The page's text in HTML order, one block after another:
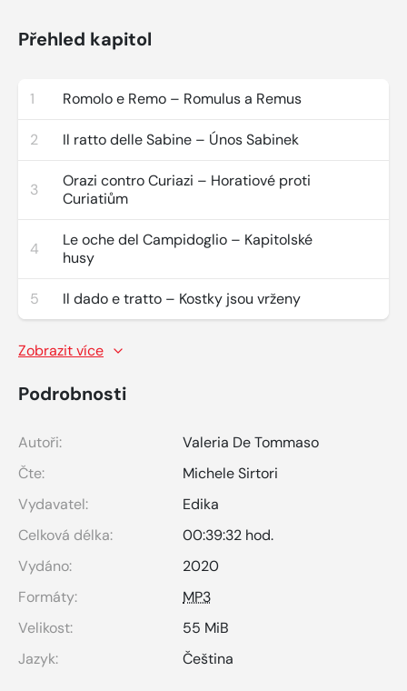
Přehled kapitol
1 Romolo e Remo – Romulus a Remus
2 Il ratto delle Sabine – Únos Sabinek
3
Orazi contro Curiazi – Horatiové proti
Curiatiům
4
Le oche del Campidoglio – Kapitolské
husy
5 Il dado e tratto – Kostky jsou vrženy
Zobrazit více
Podrobnosti
Autoři:
Valeria De Tommaso
Čte:
Michele Sirtori
Vydavatel:
Edika
Celková délka:
00:39:32 hod.
Vydáno:
2020
Formáty:
MP3
Velikost:
55 MiB
Jazyk:
Čeština